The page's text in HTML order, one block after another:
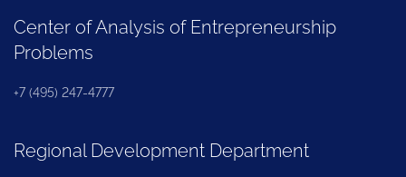
Center of Analysis of Entrepreneurship
Problems
+7 (495) 247-4777
Regional Development Department